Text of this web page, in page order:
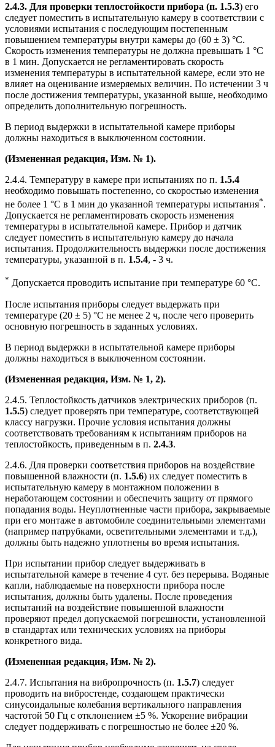
2.4.3. Для проверки теплостойкости прибора (п. 1.5.3) его
следует поместить в испытательную камеру в соответствии с
условиями испытания с последующим постепенным
повышением температуры внутри камеры до (60 ± 3) °С.
Скорость изменения температуры не должна превышать 1 °С
в 1 мин. Допускается не регламентировать скорость
изменения температуры в испытательной камере, если это не
влияет на оценивание измеряемых величин. По истечении 3 ч
после достижения температуры, указанной выше, необходимо
определить дополнительную погрешность.
В период выдержки в испытательной камере приборы
должны находиться в выключенном состоянии.
(Измененная редакция, Изм. № 1).
2.4.4. Температуру в камере при испытаниях по п. 1.5.4
необходимо повышать постепенно, со скоростью изменения
не более 1 °С в 1 мин до указанной температуры испытания*.
Допускается не регламентировать скорость изменения
температуры в испытательной камере. Прибор и датчик
следует поместить в испытательную камеру до начала
испытания. Продолжительность выдержки после достижения
температуры, указанной в п. 1.5.4, - 3 ч.
* Допускается проводить испытание при температуре 60 °С.
После испытания приборы следует выдержать при
температуре (20 ± 5) °С не менее 2 ч, после чего проверить
основную погрешность в заданных условиях.
В период выдержки в испытательной камере приборы
должны находиться в выключенном состоянии.
(Измененная редакция, Изм. № 1, 2).
2.4.5. Теплостойкость датчиков электрических приборов (п.
1.5.5) следует проверять при температуре, соответствующей
классу нагрузки. Прочие условия испытания должны
соответствовать требованиям к испытаниям приборов на
теплостойкость, приведенным в п. 2.4.3.
2.4.6. Для проверки соответствия приборов на воздействие
повышенной влажности (п. 1.5.6) их следует поместить в
испытательную камеру в монтажном положении в
неработающем состоянии и обеспечить защиту от прямого
попадания воды. Неуплотненные части прибора, закрываемые
при его монтаже в автомобиле соединительными элементами
(например патрубками, осветительными элементами и т.д.),
должны быть надежно уплотнены во время испытания.
При испытании прибор следует выдерживать в
испытательной камере в течение 4 сут. без перерыва. Водяные
капли, наблюдаемые на поверхности прибора после
испытания, должны быть удалены. После проведения
испытаний на воздействие повышенной влажности
проверяют предел допускаемой погрешности, установленной
в стандартах или технических условиях на приборы
конкретного вида.
(Измененная редакция, Изм. № 2).
2.4.7. Испытания на вибропрочность (п. 1.5.7) следует
проводить на вибростенде, создающем практически
синусоидальные колебания вертикального направления
частотой 50 Гц с отклонением ±5 %. Ускорение вибрации
следует поддерживать с погрешностью не более ±20 %.